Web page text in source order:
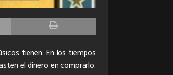
tienen. En los tiempos
el dinero en comprarlo.